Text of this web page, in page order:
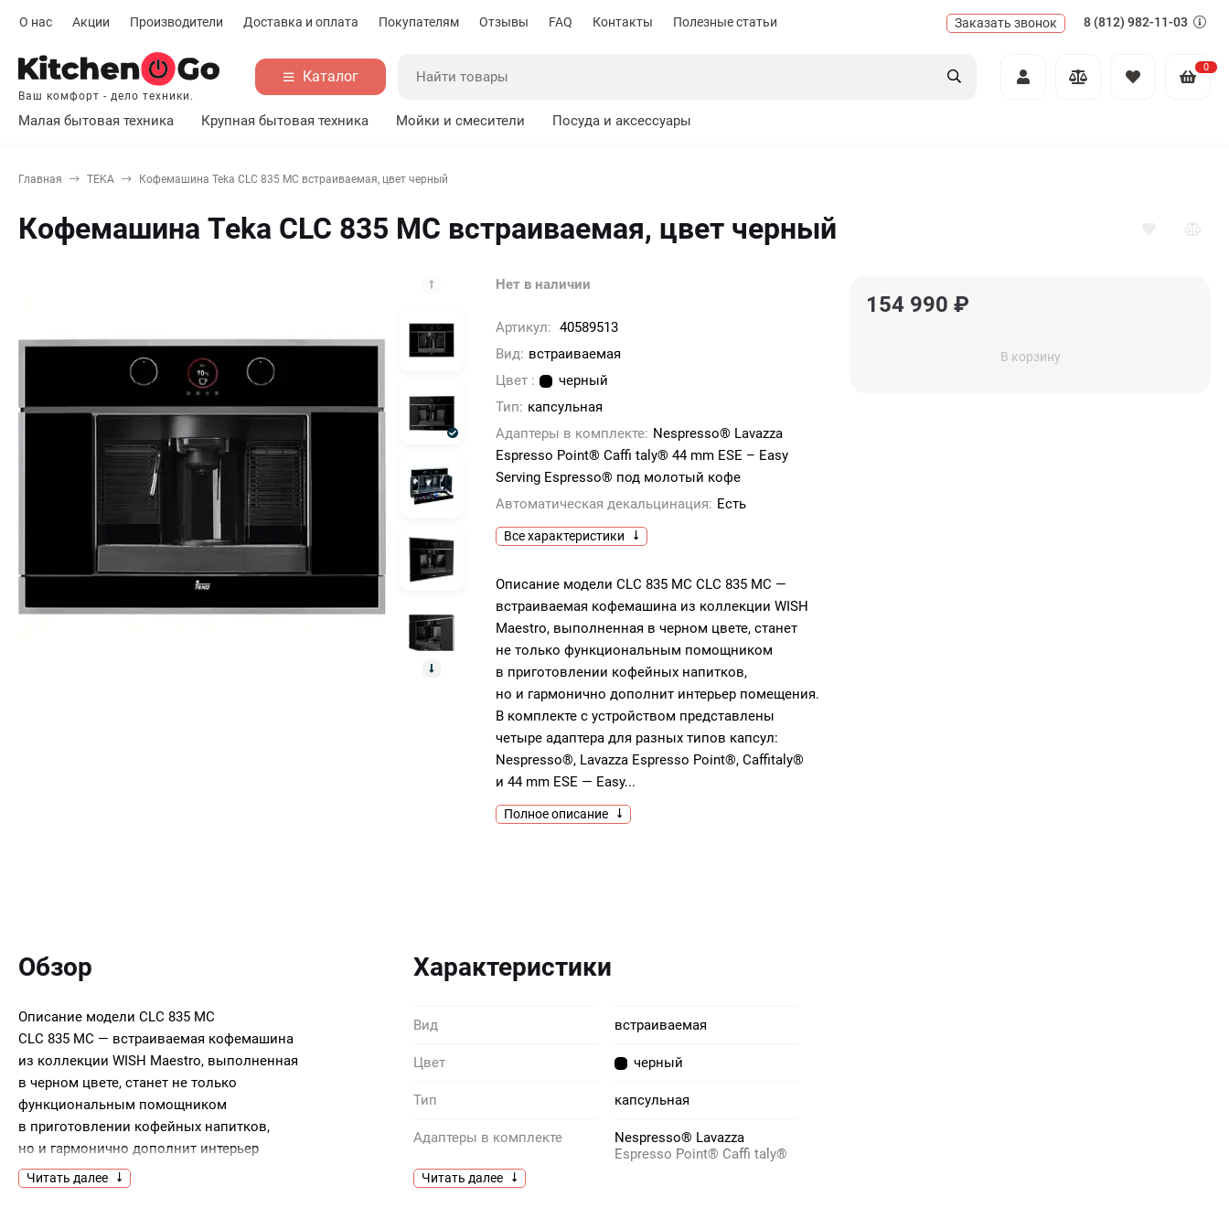
О нас Акции Производители Доставка и оплата Покупателям Отзывы FAQ Контакты Полезные статьи Заказать звонок 8 (812) 982-11-03
Ваш комфорт - дело техники.
Каталог
0
Малая бытовая техника Крупная бытовая техника Мойки и смесители Посуда и аксессуары
Главная TEKA Кофемашина Teka CLC 835 MC встраиваемая, цвет черный
Кофемашина Teka CLC 835 MC встраиваемая, цвет черный
Нет в наличии
Артикул: 40589513
Вид: встраиваемая
Цвет :
черный
Тип: капсульная
Адаптеры в комплекте: Nespresso® Lavazza
Espresso Point® Caffi taly® 44 mm ESE – Easy
Serving Espresso® под молотый кофе
Автоматическая декальцинация: Есть
Все характеристики
Описание модели CLC 835 MC CLC 835 MC —
встраиваемая кофемашина из коллекции WISH
Maestro, выполненная в черном цвете, станет
не только функциональным помощником
в приготовлении кофейных напитков,
но и гармонично дополнит интерьер помещения.
В комплекте с устройством представлены
четыре адаптера для разных типов капсул:
Nespresso®, Lavazza Espresso Point®, Caffitaly®
и 44 mm ESE — Easy...
Полное описание
154 990 ₽
В корзину
Обзор
Описание модели CLC 835 MC
CLC 835 MC — встраиваемая кофемашина
из коллекции WISH Maestro, выполненная
в черном цвете, станет не только
функциональным помощником
в приготовлении кофейных напитков,
но и гармонично дополнит интерьер
помещения.
Читать далее
Характеристики
Вид встраиваемая
Цвет черный
Тип капсульная
Адаптеры в комплекте
Nespresso® Lavazza
Espresso Point® Caffi taly®
Читать далее